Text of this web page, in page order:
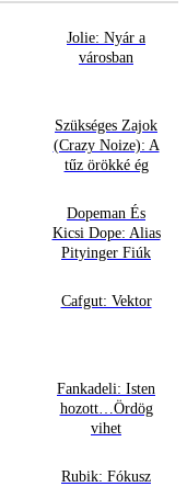
Jolie: Nyár a
városban
Szükséges Zajok
(Crazy Noize): A
tűz örökké ég
Dopeman És
Kicsi Dope: Alias
Pityinger Fiúk
Cafgut: Vektor
Fankadeli: Isten
hozott…Ördög
vihet
Rubik: Fókusz